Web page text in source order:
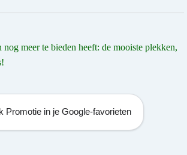
meer te bieden heeft: de mooiste plekken,
Promotie in je Google-favorieten